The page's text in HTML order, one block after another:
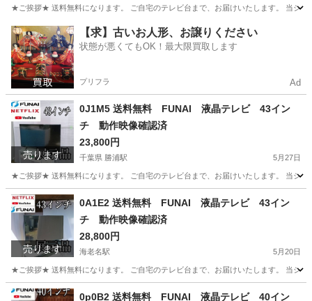
★ご挨拶★ 送料無料になります。 ご自宅のテレビ台まで、お届けいたします。 当シ
神奈川 海老名市 海老名駅 テレビ 43インチ
【求】古いお人形、お譲りください
状態が悪くてもOK！最大限買取します
プリフラ Ad
売ります
0J1M5 送料無料 FUNAI 液晶テレビ 43イン
チ 動作映像確認済
23,800円
千葉県 勝浦駅 5月27日
★ご挨拶★ 送料無料になります。 ご自宅のテレビ台まで、お届けいたします。 当シ
千葉 勝浦市 テレビ
売ります
0A1E2 送料無料 FUNAI 液晶テレビ 43イン
チ 動作映像確認済
28,800円
海老名駅 5月20日
★ご挨拶★ 送料無料になります。 ご自宅のテレビ台まで、お届けいたします。 当シ
神奈川 海老名市 海老名駅 FUNAI
0p0B2 送料無料 FUNAI 液晶テレビ 40イン